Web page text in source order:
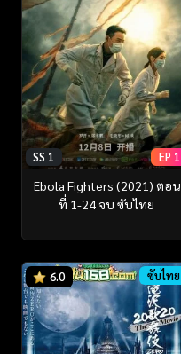
SS 1 EP 1
Ebola Fighters (2021) ตอน
ที่ 1-24 จบ ซับไทย
6.0 ซับไทย